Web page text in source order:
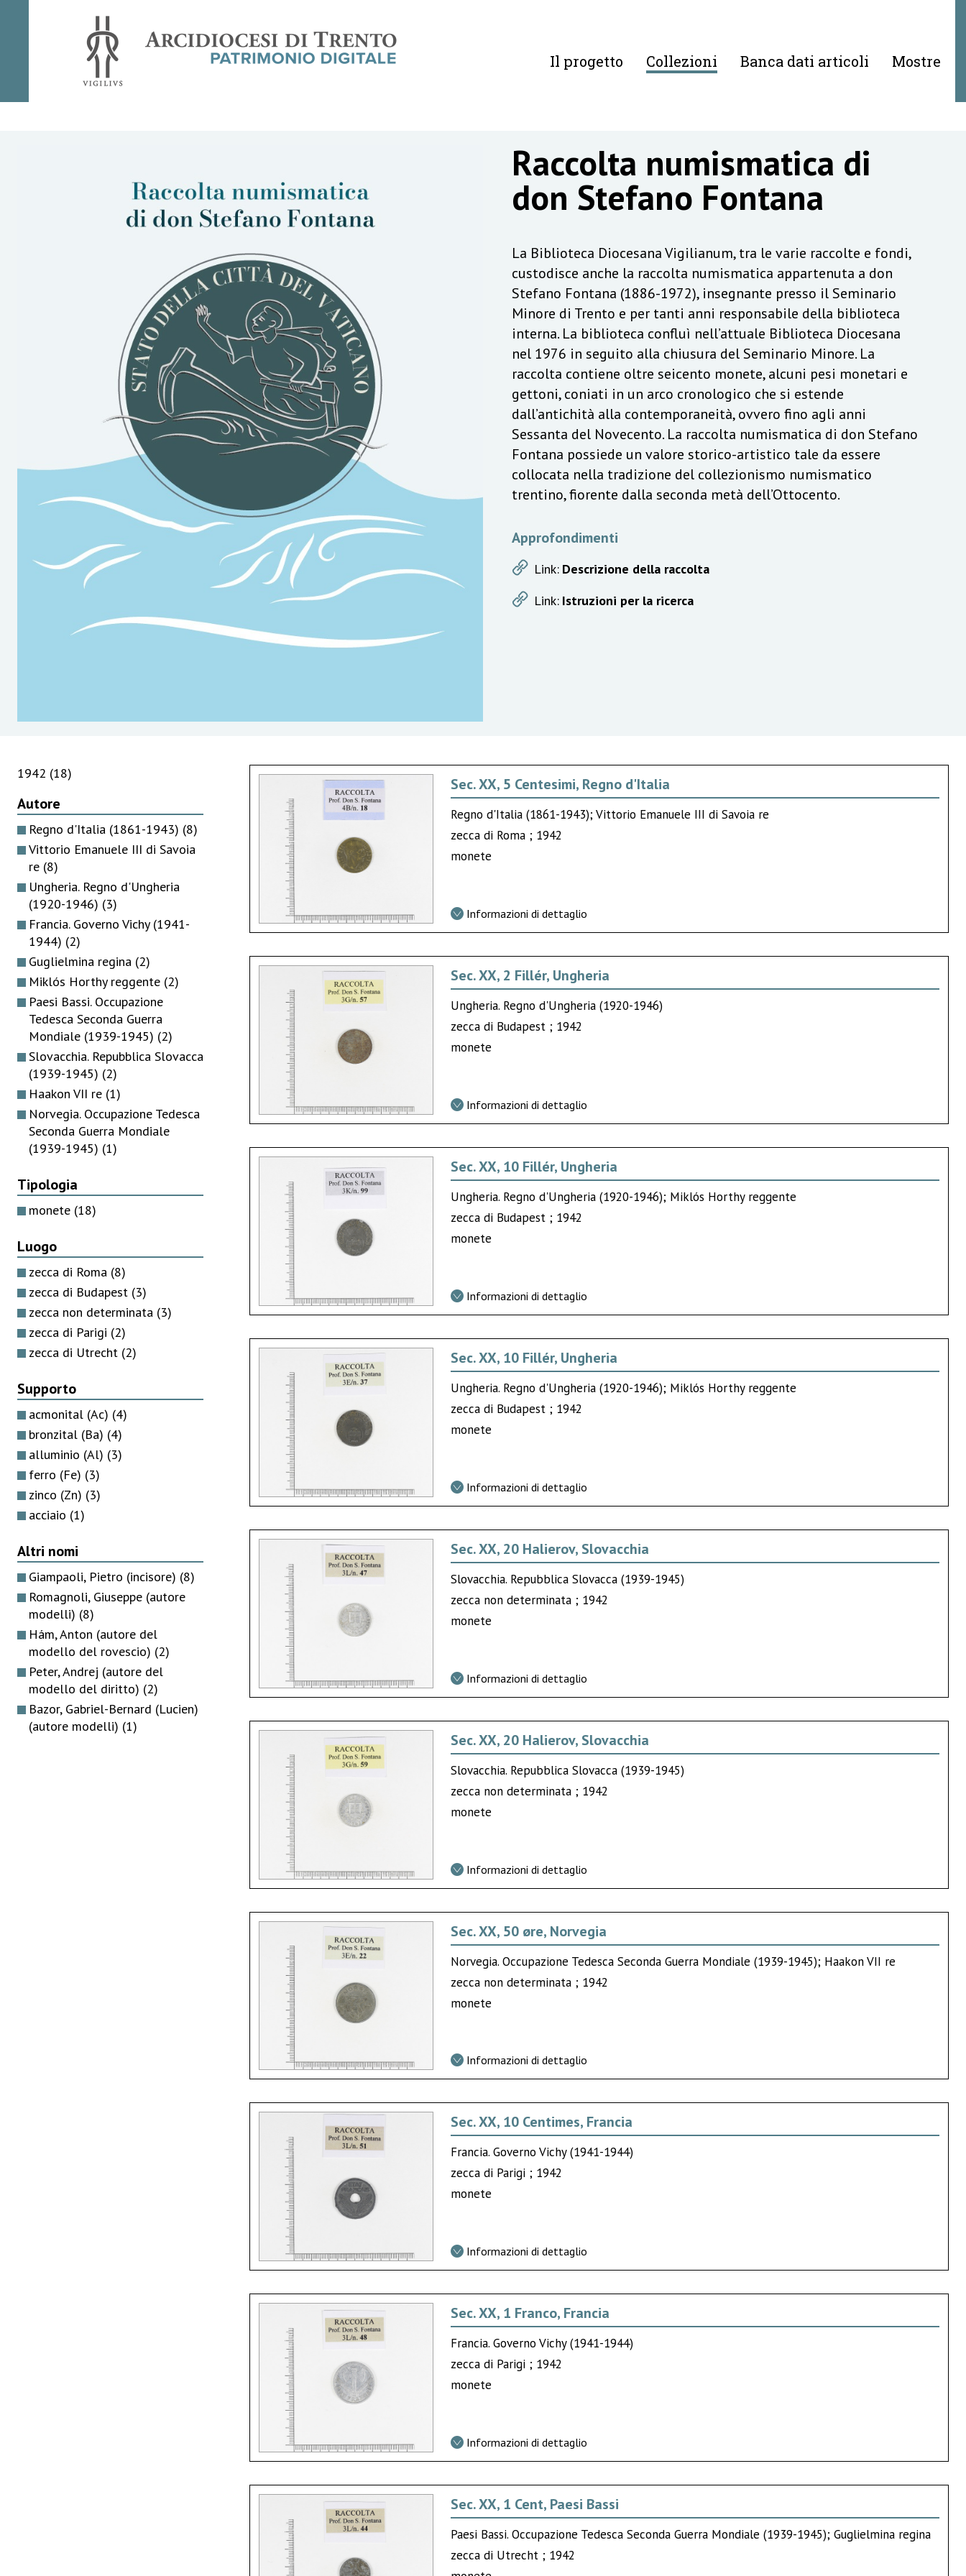
Il progetto Collezioni Banca dati articoli Mostre
Raccolta numismatica di
don Stefano Fontana
La Biblioteca Diocesana Vigilianum, tra le varie raccolte e fondi,
custodisce anche la raccolta numismatica appartenuta a don
Stefano Fontana (1886-1972), insegnante presso il Seminario
Minore di Trento e per tanti anni responsabile della biblioteca
interna. La biblioteca confluì nell’attuale Biblioteca Diocesana
nel 1976 in seguito alla chiusura del Seminario Minore. La
raccolta contiene oltre seicento monete, alcuni pesi monetari e
gettoni, coniati in un arco cronologico che si estende
dall’antichità alla contemporaneità, ovvero fino agli anni
Sessanta del Novecento. La raccolta numismatica di don Stefano
Fontana possiede un valore storico-artistico tale da essere
collocata nella tradizione del collezionismo numismatico
trentino, fiorente dalla seconda metà dell’Ottocento.
Approfondimenti
Link: Descrizione della raccolta
Link: Istruzioni per la ricerca
1942 (18)
Autore
Regno d'Italia (1861-1943) (8)
Vittorio Emanuele III di Savoia
re (8)
Ungheria. Regno d'Ungheria
(1920-1946) (3)
Francia. Governo Vichy (1941-
1944) (2)
Guglielmina regina (2)
Miklós Horthy reggente (2)
Paesi Bassi. Occupazione
Tedesca Seconda Guerra
Mondiale (1939-1945) (2)
Slovacchia. Repubblica Slovacca
(1939-1945) (2)
Haakon VII re (1)
Norvegia. Occupazione Tedesca
Seconda Guerra Mondiale
(1939-1945) (1)
Tipologia
monete (18)
Luogo
zecca di Roma (8)
zecca di Budapest (3)
zecca non determinata (3)
zecca di Parigi (2)
zecca di Utrecht (2)
Supporto
acmonital (Ac) (4)
bronzital (Ba) (4)
alluminio (Al) (3)
ferro (Fe) (3)
zinco (Zn) (3)
acciaio (1)
Altri nomi
Giampaoli, Pietro (incisore) (8)
Romagnoli, Giuseppe (autore
modelli) (8)
Hám, Anton (autore del
modello del rovescio) (2)
Peter, Andrej (autore del
modello del diritto) (2)
Bazor, Gabriel-Bernard (Lucien)
(autore modelli) (1)
Sec. XX, 5 Centesimi, Regno d'Italia
Regno d'Italia (1861-1943); Vittorio Emanuele III di Savoia re
zecca di Roma ; 1942
monete
Informazioni di dettaglio
Sec. XX, 2 Fillér, Ungheria
Ungheria. Regno d'Ungheria (1920-1946)
zecca di Budapest ; 1942
monete
Informazioni di dettaglio
Sec. XX, 10 Fillér, Ungheria
Ungheria. Regno d'Ungheria (1920-1946); Miklós Horthy reggente
zecca di Budapest ; 1942
monete
Informazioni di dettaglio
Sec. XX, 10 Fillér, Ungheria
Ungheria. Regno d'Ungheria (1920-1946); Miklós Horthy reggente
zecca di Budapest ; 1942
monete
Informazioni di dettaglio
Sec. XX, 20 Halierov, Slovacchia
Slovacchia. Repubblica Slovacca (1939-1945)
zecca non determinata ; 1942
monete
Informazioni di dettaglio
Sec. XX, 20 Halierov, Slovacchia
Slovacchia. Repubblica Slovacca (1939-1945)
zecca non determinata ; 1942
monete
Informazioni di dettaglio
Sec. XX, 50 øre, Norvegia
Norvegia. Occupazione Tedesca Seconda Guerra Mondiale (1939-1945); Haakon VII re
zecca non determinata ; 1942
monete
Informazioni di dettaglio
Sec. XX, 10 Centimes, Francia
Francia. Governo Vichy (1941-1944)
zecca di Parigi ; 1942
monete
Informazioni di dettaglio
Sec. XX, 1 Franco, Francia
Francia. Governo Vichy (1941-1944)
zecca di Parigi ; 1942
monete
Informazioni di dettaglio
Sec. XX, 1 Cent, Paesi Bassi
Paesi Bassi. Occupazione Tedesca Seconda Guerra Mondiale (1939-1945); Guglielmina regina
zecca di Utrecht ; 1942